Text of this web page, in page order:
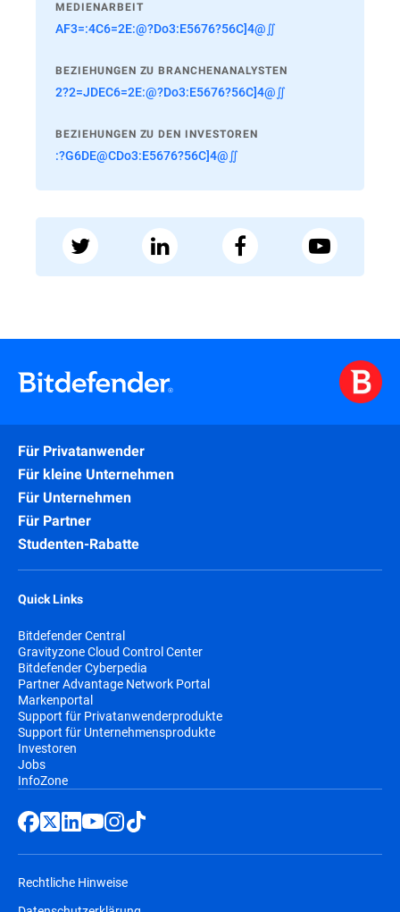
MEDIENARBEIT
AF3=:4C6=2E:@?Do3:E5676?56C]4@∬
BEZIEHUNGEN ZU BRANCHENANALYSTEN
2?2=JDEC6=2E:@?Do3:E5676?56C]4@∬
BEZIEHUNGEN ZU DEN INVESTOREN
:?G6DE@CDo3:E5676?56C]4@∬
Für Privatanwender
Für kleine Unternehmen
Für Unternehmen
Für Partner
Studenten-Rabatte
Quick Links
Bitdefender Central
Gravityzone Cloud Control Center
Bitdefender Cyberpedia
Partner Advantage Network Portal
Markenportal
Support für Privatanwenderprodukte
Support für Unternehmensprodukte
Investoren
Jobs
InfoZone
Rechtliche Hinweise